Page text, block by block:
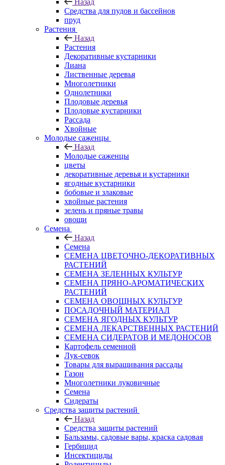
Средства для пудов и бассейнов
пруд
Растения
Назад
Растения
Декоративные кустарники
Лиана
Лиственные деревья
Многолетники
Однолетники
Плодовые деревья
Плодовые кустарники
Рассада
Хвойные
Молодые саженцы
Назад
Молодые саженцы
цветы
декоративные деревья и кустарники
ягодные кустарники
бобовые и злаковые
хвойные растения
зелень и пряные травы
овощи
Семена
Назад
Семена
СЕМЕНА ЦВЕТОЧНО-ДЕКОРАТИВНЫХ
РАСТЕНИЙ
СЕМЕНА ЗЕЛЕННЫХ КУЛЬТУР
СЕМЕНА ПРЯНО-АРОМАТИЧЕСКИХ
РАСТЕНИЙ
СЕМЕНА ОВОЩНЫХ КУЛЬТУР
ПОСАДОЧНЫЙ МАТЕРИАЛ
СЕМЕНА ЯГОДНЫХ КУЛЬТУР
СЕМЕНА ЛЕКАРСТВЕННЫХ РАСТЕНИЙ
СЕМЕНА СИДЕРАТОВ И МЕДОНОСОВ
Картофель семенной
Лук-севок
Товары для выращивания рассады
Газон
Многолетники луковичные
Семена
Сидераты
Средства защиты растений
Назад
Средства защиты растений
Бальзамы, садовые вары, краска садовая
Гербицид
Инсектициды